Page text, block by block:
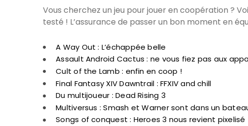
Vous cherchez un jeu pour jouer en coopération ?
testé ! L’assurance de passer un bon moment en
A Way Out : L’échappée belle
Assault Android Cactus : ne vous fiez pas aux
Cult of the Lamb : enfin en coop !
Final Fantasy XIV Dawntrail : FFXIV and chill
Du multijoueur : Dead Rising 3
Multiversus : Smash et Warner sont dans un
Songs of conquest : Heroes 3 nous revient pixelisé